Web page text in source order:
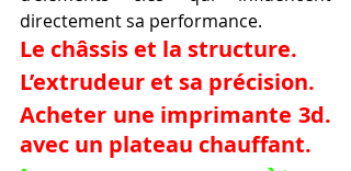
directement sa performance.
Le châssis et la structure.
L’extrudeur et sa précision.
Acheter une imprimante 3d.
avec un plateau chauffant.